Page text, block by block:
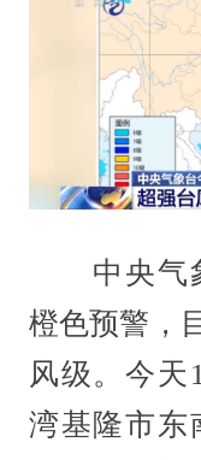
中央气象
橙色预警，
风级。今天
湾基隆市东